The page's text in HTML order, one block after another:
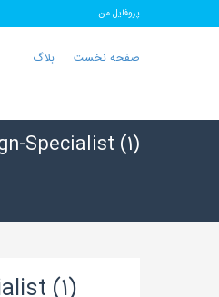
پروفایل من
صفحه نخست بلاگ
Specialist (1)
(1)